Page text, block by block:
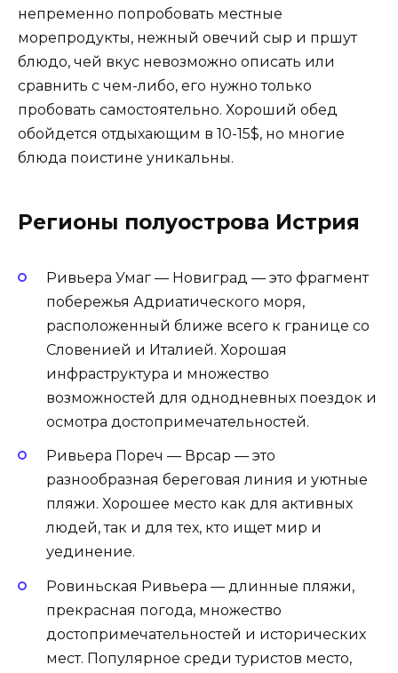
непременно попробовать местные
морепродукты, нежный овечий сыр и пршут
блюдо, чей вкус невозможно описать или
сравнить с чем-либо, его нужно только
пробовать самостоятельно. Хороший обед
обойдется отдыхающим в 10-15$, но многие
блюда поистине уникальны.
Регионы полуострова Истрия
Ривьера Умаг — Новиград — это фрагмент
побережья Адриатического моря,
расположенный ближе всего к границе со
Словенией и Италией. Хорошая
инфраструктура и множество
возможностей для однодневных поездок и
осмотра достопримечательностей.
Ривьера Пореч — Врсар — это
разнообразная береговая линия и уютные
пляжи. Хорошее место как для активных
людей, так и для тех, кто ищет мир и
уединение.
Ровиньская Ривьера — длинные пляжи,
прекрасная погода, множество
достопримечательностей и исторических
мест. Популярное среди туристов место,